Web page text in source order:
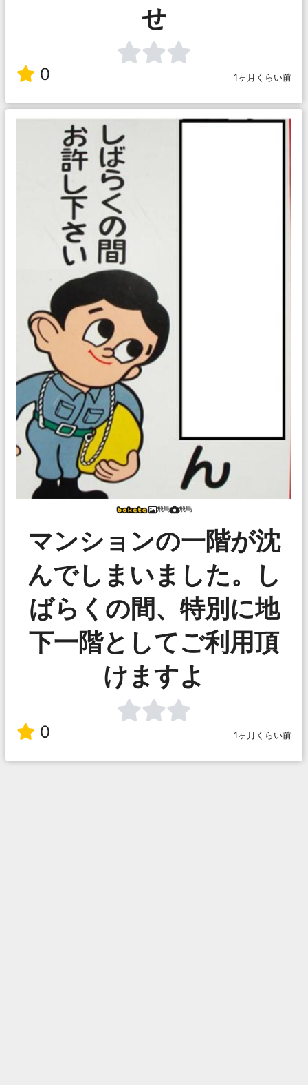
せ
0 1ヶ月くらい前
飛鳥 飛鳥
マンションの一階が沈
んでしまいました。し
ばらくの間、特別に地
下一階としてご利用頂
けますよ
0 1ヶ月くらい前